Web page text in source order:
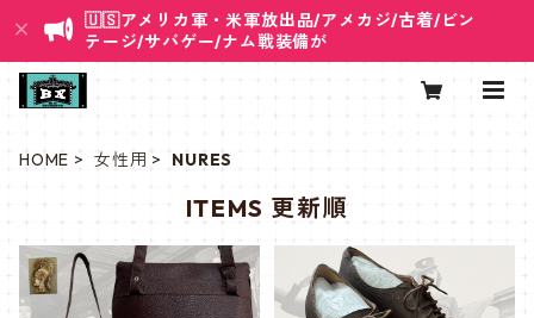
🇺🇸アメリカ軍・米軍放出品/アメカジ/古着/ビン
テージ/サバゲー/ナム戦装備が
HOME 女性用 NURES
ITEMS 更新順